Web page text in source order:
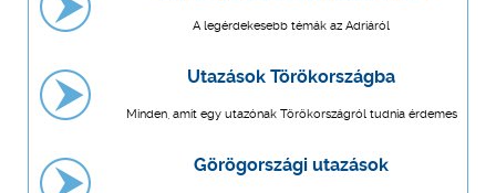
A legérdekesebb témák az Adriáról
Utazások Törökországba
Minden, amit egy utazónak Törökországról tudnia érdemes
Görögországi utazások